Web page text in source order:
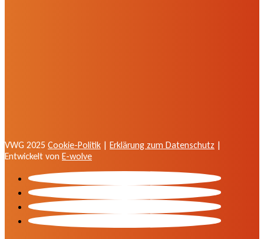
VWG 2025 Cookie-Politik | Erklärung zum Datenschutz |
Entwickelt von E-wolve